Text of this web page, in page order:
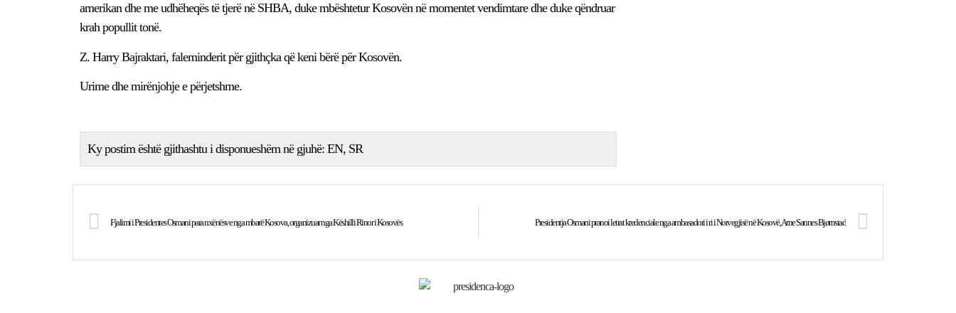
amerikan dhe me udhëheqës të tjerë në SHBA, duke mbështetur Kosovën në momentet vendimtare dhe duke qëndruar
krah popullit tonë.
Z. Harry Bajraktari, faleminderit për gjithçka që keni bërë për Kosovën.
Urime dhe mirënjohje e përjetshme.
Ky postim është gjithashtu i disponueshëm në gjuhë: EN SR
Fjalimi i Presidentes Osmani para nxënësve nga mbarë Kosova, organizuar nga Këshilli Rinor i Kosovës Presidentja Osmani pranoi letrat kredenciale nga ambasadori i ri i Norvegjisë në Kosovë, Arne Sannes Bjørnstad